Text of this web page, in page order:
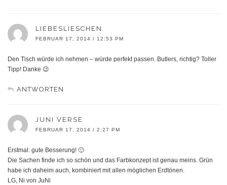
LIEBESLIESCHEN
FEBRUAR 17, 2014 / 12:53 PM
Den Tisch würde ich nehmen – würde perfekt passen. Butlers, richtig? Toller
Tipp! Danke 😉
ANTWORTEN
JUNI VERSE
FEBRUAR 17, 2014 / 2:27 PM
Erstmal: gute Besserung! 🙂
Die Sachen finde ich so schön und das Farbkonzept ist genau meins. Grün
habe ich daheim auch, kombiniert mit allen möglichen Erdtönen.
LG, Ni von JuNi